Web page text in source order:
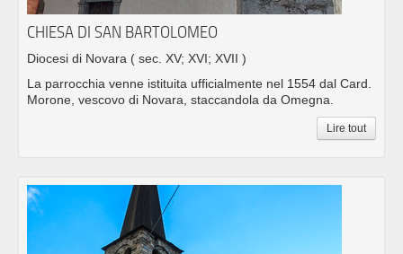
CHIESA DI SAN BARTOLOMEO
Diocesi di Novara ( sec. XV; XVI; XVII )
La parrocchia venne istituita ufficialmente nel 1554 dal Card.
Morone, vescovo di Novara, staccandola da Omegna.
Lire tout